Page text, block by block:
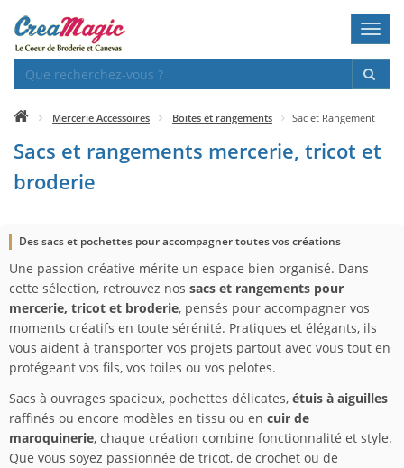
Mercerie Accessoires Boites et rangements Sac et Rangement
Sacs et rangements mercerie, tricot et
broderie
Des sacs et pochettes pour accompagner toutes vos créations
Une passion créative mérite un espace bien organisé. Dans
cette sélection, retrouvez nos sacs et rangements pour
mercerie, tricot et broderie, pensés pour accompagner vos
moments créatifs en toute sérénité. Pratiques et élégants, ils
vous aident à transporter vos projets partout avec vous tout en
protégeant vos fils, vos toiles ou vos pelotes.
Sacs à ouvrages spacieux, pochettes délicates, étuis à aiguilles
raffinés ou encore modèles en tissu ou en cuir de
maroquinerie, chaque création combine fonctionnalité et style.
Que vous soyez passionnée de tricot, de crochet ou de